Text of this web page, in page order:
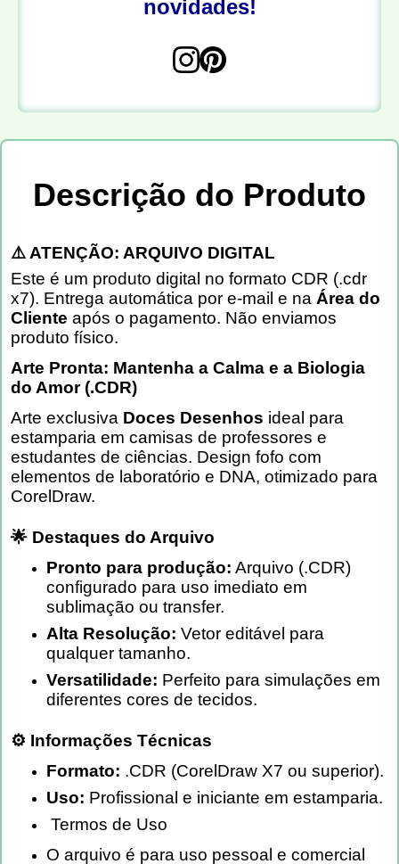
novidades!
Descrição do Produto
⚠️ ATENÇÃO: ARQUIVO DIGITAL
Este é um produto digital no formato CDR (.cdr
x7). Entrega automática por e-mail e na Área do
Cliente após o pagamento. Não enviamos
produto físico.
Arte Pronta: Mantenha a Calma e a Biologia
do Amor (.CDR)
Arte exclusiva Doces Desenhos ideal para
estamparia em camisas de professores e
estudantes de ciências. Design fofo com
elementos de laboratório e DNA, otimizado para
CorelDraw.
🌟 Destaques do Arquivo
Pronto para produção: Arquivo (.CDR)
configurado para uso imediato em
sublimação ou transfer.
Alta Resolução: Vetor editável para
qualquer tamanho.
Versatilidade: Perfeito para simulações em
diferentes cores de tecidos.
⚙️ Informações Técnicas
Formato: .CDR (CorelDraw X7 ou superior).
Uso: Profissional e iniciante em estamparia.
Termos de Uso
O arquivo é para uso pessoal e comercial